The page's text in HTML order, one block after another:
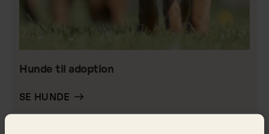
Hunde til adoption
SE HUNDE